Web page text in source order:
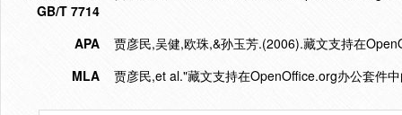
GB/T 7714
APA
贾彦民,吴健,欧珠,&孙玉芳.(2006).藏文支持在
MLA
贾彦民,et al."藏文支持在OpenOffice.org办公套件